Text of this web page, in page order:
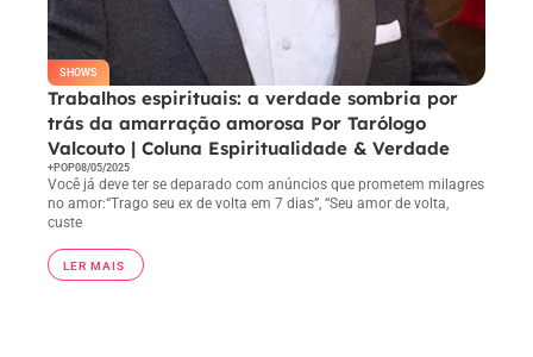
SHOWS
Trabalhos espirituais: a verdade sombria por
trás da amarração amorosa Por Tarólogo
Valcouto | Coluna Espiritualidade & Verdade
+POP08/05/2025
Você já deve ter se deparado com anúncios que prometem milagres
no amor:“Trago seu ex de volta em 7 dias”, “Seu amor de volta,
custe
LER MAIS